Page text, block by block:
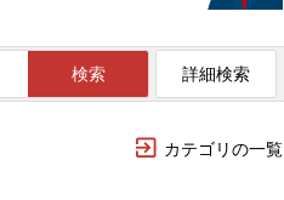
検索 詳細検索
カテゴリの一覧